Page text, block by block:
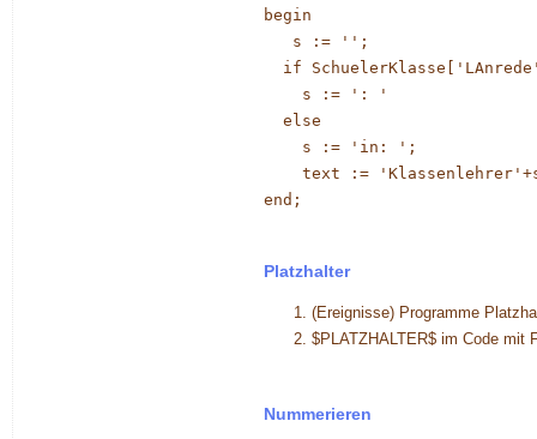
begin
s := '';
if
s := ': '
else
s := 'in: ';
text :=
end;
Platzhalter
(Ereignisse) Programme
$PLATZHALTER$ im Code mit
Nummerieren